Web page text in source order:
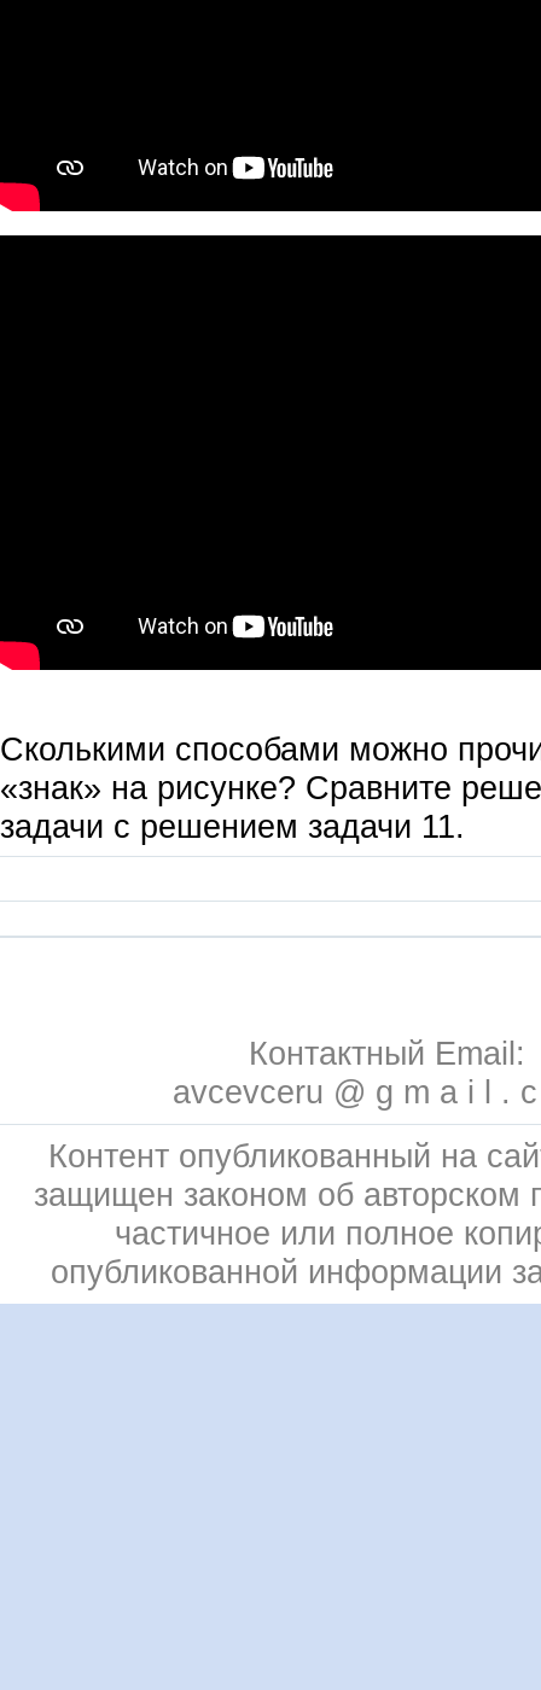
Сколькими способами можно
«знак» на рисунке? Сравните
задачи с решением задачи 11.
Контактный Email:
avcevceru @ g m a i l .
Контент опубликованный на
защищен законом об авторском
частичное или полное
опубликованной информации